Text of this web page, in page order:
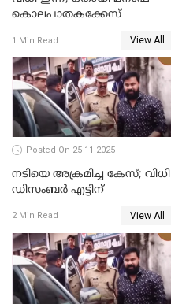
കൊലപാതകക്കേസ്
1 Min Read View All
Posted On 25-11-2025
നടിയെ അക്രമിച്ച കേസ്; വിധി
ഡിസംബര്‍ എട്ടിന്
2 Min Read View All